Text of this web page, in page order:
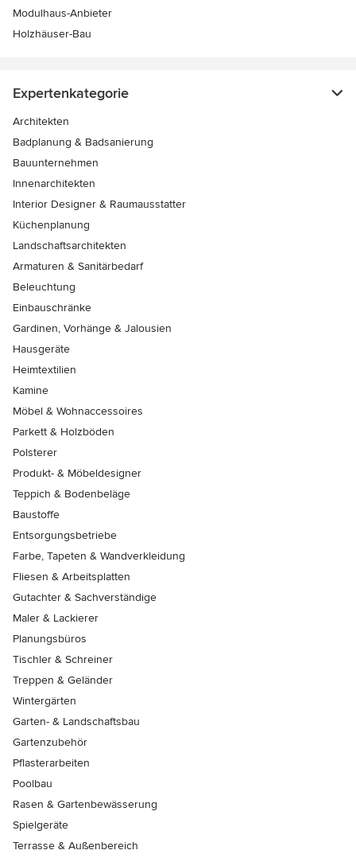
Modulhaus-Anbieter
Holzhäuser-Bau
Expertenkategorie
Architekten
Badplanung & Badsanierung
Bauunternehmen
Innenarchitekten
Interior Designer & Raumausstatter
Küchenplanung
Landschaftsarchitekten
Armaturen & Sanitärbedarf
Beleuchtung
Einbauschränke
Gardinen, Vorhänge & Jalousien
Hausgeräte
Heimtextilien
Kamine
Möbel & Wohnaccessoires
Parkett & Holzböden
Polsterer
Produkt- & Möbeldesigner
Teppich & Bodenbeläge
Baustoffe
Entsorgungsbetriebe
Farbe, Tapeten & Wandverkleidung
Fliesen & Arbeitsplatten
Gutachter & Sachverständige
Maler & Lackierer
Planungsbüros
Tischler & Schreiner
Treppen & Geländer
Wintergärten
Garten- & Landschaftsbau
Gartenzubehör
Pflasterarbeiten
Poolbau
Rasen & Gartenbewässerung
Spielgeräte
Terrasse & Außenbereich